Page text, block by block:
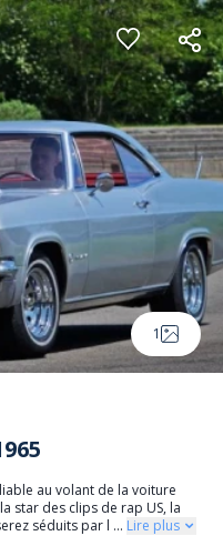
1
au volant de la voiture
star des clips de rap US, la
séduits par l ... Lire plus